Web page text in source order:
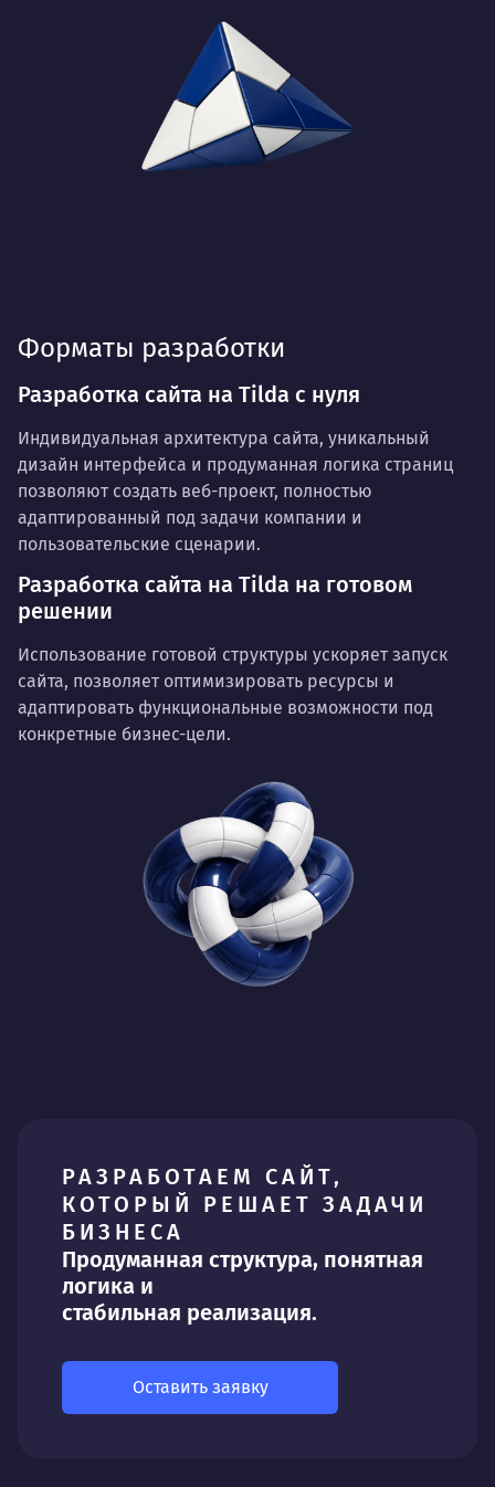
Форматы разработки
Разработка сайта на Tilda с нуля
Индивидуальная архитектура сайта, уникальный
дизайн интерфейса и продуманная логика страниц
позволяют создать веб-проект, полностью
адаптированный под задачи компании и
пользовательские сценарии.
Разработка сайта на Tilda на готовом
решении
Использование готовой структуры ускоряет запуск
сайта, позволяет оптимизировать ресурсы и
адаптировать функциональные возможности под
конкретные бизнес-цели.
РАЗРАБОТАЕМ САЙТ,
КОТОРЫЙ РЕШАЕТ ЗАДАЧИ
БИЗНЕСА
Продуманная структура, понятная
логика и
стабильная реализация.
Оставить заявку